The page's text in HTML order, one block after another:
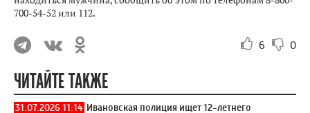
700-54-52 или 112.
6 0
ЧИТАЙТЕ ТАКЖЕ
31.07.2026 11:14 Ивановская полиция ищет 12-летнего